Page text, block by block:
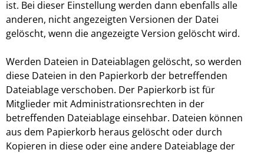
ist. Bei dieser Einstellung werden dann ebenfalls alle
anderen, nicht angezeigten Versionen der Datei
gelöscht, wenn die angezeigte Version gelöscht wird.
Werden Dateien in Dateiablagen gelöscht, so werden
diese Dateien in den Papierkorb der betreffenden
Dateiablage verschoben. Der Papierkorb ist für
Mitglieder mit Administrationsrechten in der
betreffenden Dateiablage einsehbar. Dateien können
aus dem Papierkorb heraus gelöscht oder durch
Kopieren in diese oder eine andere Dateiablage der